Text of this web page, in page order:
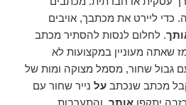
כדי ליירט את מכתבך, אויבים
. לחלום לנסות להסתיר מכתב
שאתה מעוניין במקצועות לא
גבול שחור, מסמל מצוקה ומות של
מכתב שנכתבעל נייר שחור עם